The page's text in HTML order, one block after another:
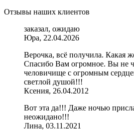
Отзывы наших клиентов
заказал, ожидаю
Юра, 22.04.2026
Верочка, всё получила. Какая
Спасибо Вам огромное. Вы не
человичище с огромным
светлой душой!!!
Ксения, 26.04.2012
Вот эта да!!! Даже ночью
неожидано!!!
Лина, 03.11.2021